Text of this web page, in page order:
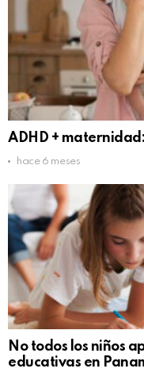
ADHD +
hace 6 meses
No todos los niños
educativas en